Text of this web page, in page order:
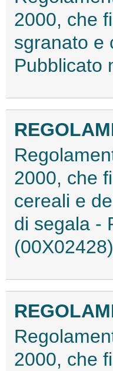
2000, che
sgranato e
Pubblicato
2000, che
cereali e
di segala -
(00X02428)
2000, che